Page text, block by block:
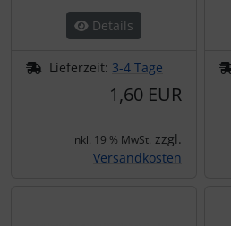
Details
Lieferzeit: 3-4 Tage
1,60 EUR
inkl. 19 % MwSt. zzgl.
Versandkosten